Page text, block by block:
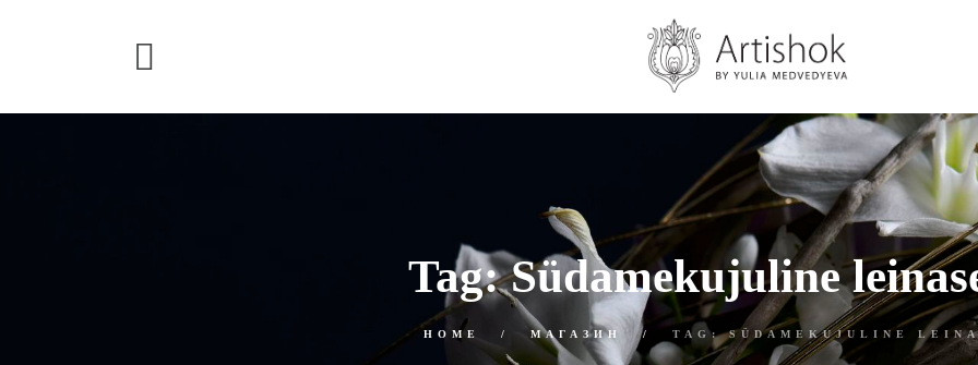
Tag: Südamekujuline
HOME МАГАЗИН TAG: SÜDAMEKUJULINE